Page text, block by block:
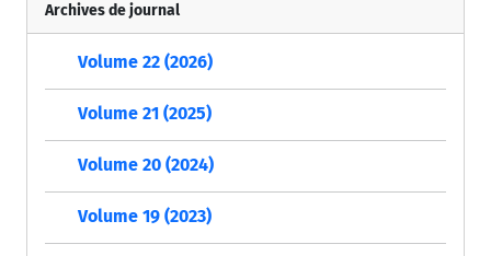
Archives de journal
Volume 22 (2026)
Volume 21 (2025)
Volume 20 (2024)
Volume 19 (2023)